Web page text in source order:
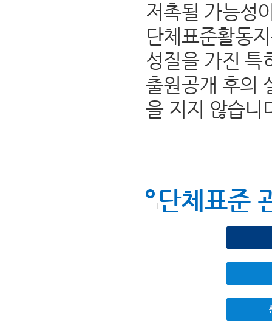
저촉될 가능성
단체표준활동
성질을 가진 특
출원공개 후의
을 지지 않습니
단체표준